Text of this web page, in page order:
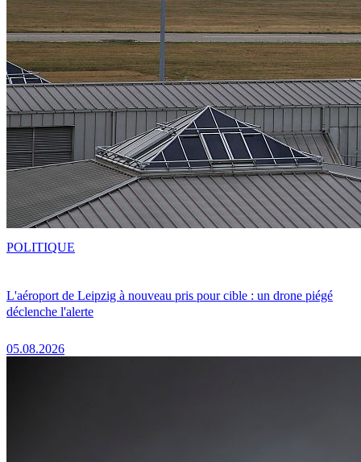
L'aéroport de Leipzig à nouveau pris pour cible : un drone piégé
déclenche l'alerte
05.08.2026
POLITIQUE